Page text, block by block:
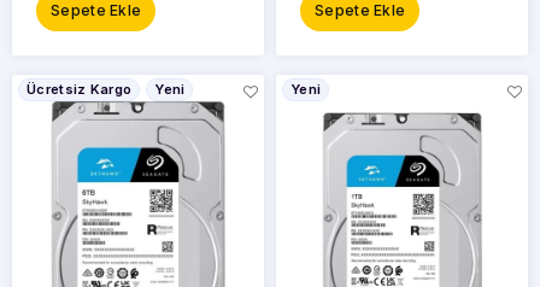
Sepete Ekle Sepete Ekle
Ücretsiz Kargo Yeni Yeni